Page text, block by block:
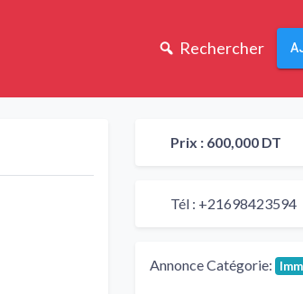
Rechercher
Prix : 600,000 DT
Tél : +21698423594
Annonce Catégorie: